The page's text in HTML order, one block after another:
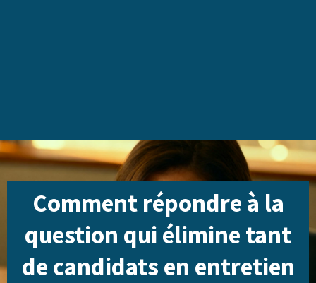
Comment répondre à la
question qui élimine tant
de candidats en entretien